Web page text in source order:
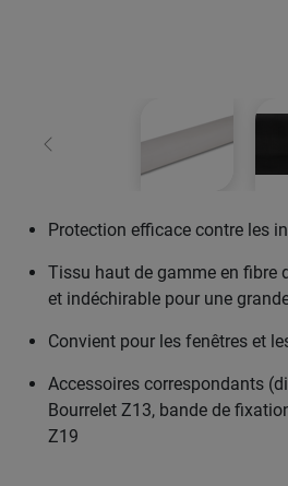
retour
Protection efficace contre les
Tissu haut de gamme en fibre
et indéchirable pour une
Convient pour les fenêtres et
Accessoires correspondants
Bourrelet Z13, bande de
Z19